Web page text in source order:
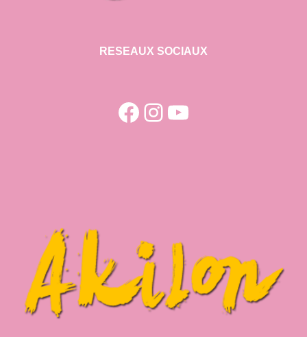
RESEAUX SOCIAUX
Facebook
Instagram
YouTube